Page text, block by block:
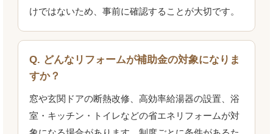
けではないため、事前に確認することが大切です。
Q. どんなリフォームが補助金の対象になりま
すか？
窓や玄関ドアの断熱改修、高効率給湯器の設置、浴
室・キッチン・トイレなどの省エネリフォームが対